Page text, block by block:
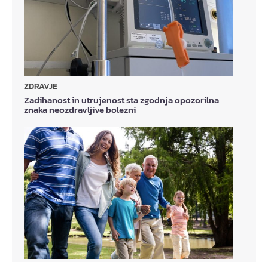
ZDRAVJE
Zadihanost in utrujenost sta zgodnja opozorilna
znaka neozdravljive bolezni